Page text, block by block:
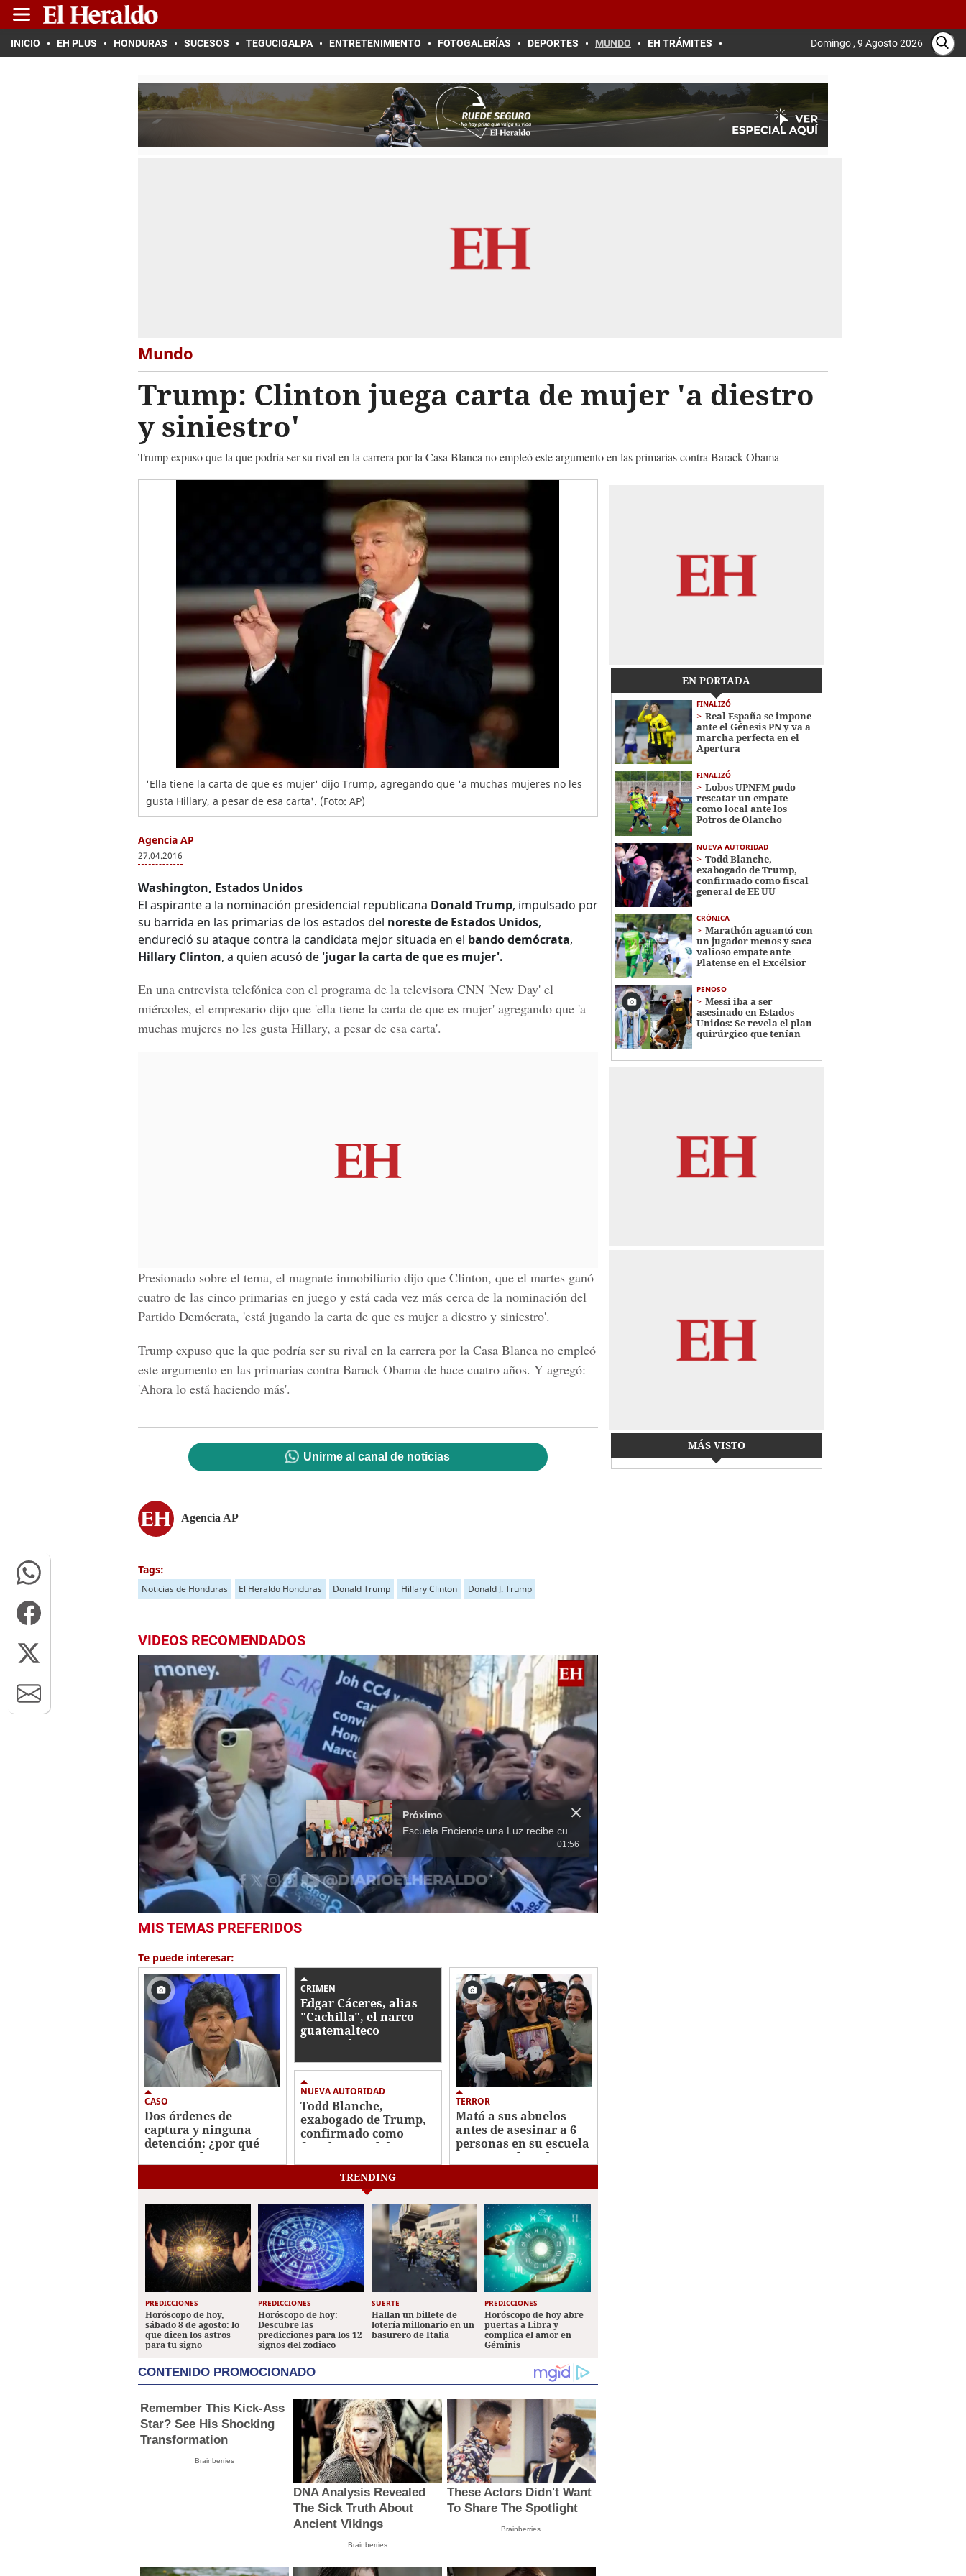
INICIO EH PLUS HONDURAS SUCESOS TEGUCIGALPA ENTRETENIMIENTO FOTOGALERÍAS DEPORTES MUNDO EH TRÁMITES Domingo , 9 Agosto 2026
Mundo
Trump: Clinton juega carta de mujer 'a diestro
y siniestro'
Trump expuso que la que podría ser su rival en la carrera por la Casa Blanca no empleó este argumento en las primarias contra Barack Obama
'Ella tiene la carta de que es mujer' dijo Trump, agregando que 'a muchas mujeres no les
gusta Hillary, a pesar de esa carta'. (Foto: AP)
Agencia AP
27.04.2016
Washington, Estados Unidos
El aspirante a la nominación presidencial republicana Donald Trump, impulsado por
su barrida en las primarias de los estados del noreste de Estados Unidos,
endureció su ataque contra la candidata mejor situada en el bando demócrata,
Hillary Clinton, a quien acusó de 'jugar la carta de que es mujer'.
En una entrevista telefónica con el programa de la televisora CNN 'New Day' el
miércoles, el empresario dijo que 'ella tiene la carta de que es mujer' agregando que 'a
muchas mujeres no les gusta Hillary, a pesar de esa carta'.
Presionado sobre el tema, el magnate inmobiliario dijo que Clinton, que el martes ganó
cuatro de las cinco primarias en juego y está cada vez más cerca de la nominación del
Partido Demócrata, 'está jugando la carta de que es mujer a diestro y siniestro'.
Trump expuso que la que podría ser su rival en la carrera por la Casa Blanca no empleó
este argumento en las primarias contra Barack Obama de hace cuatro años. Y agregó:
'Ahora lo está haciendo más'.
Unirme al canal de noticias
Agencia AP
Tags:
Noticias de Honduras El Heraldo Honduras Donald Trump Hillary Clinton Donald J. Trump
VIDEOS RECOMENDADOS
seconds
14
secondsVolume
0%
Próximo
01:56
MIS TEMAS PREFERIDOS
Te puede interesar:
CASO
Dos órdenes de
captura y ninguna
detención: ¿por qué
Evo Morales sigue
CRIMEN
Edgar Cáceres, alias
"Cachilla", el narco
guatemalteco
asesinado por
hondureños
NUEVA AUTORIDAD
Todd Blanche,
exabogado de Trump,
confirmado como
fiscal general de EE UU
TERROR
Mató a sus abuelos
antes de asesinar a 6
personas en su escuela
y quitarse la vida:
EN PORTADA
FINALIZÓ
Real España se impone
ante el Génesis PN y va a
marcha perfecta en el
Apertura
FINALIZÓ
Lobos UPNFM pudo
rescatar un empate
como local ante los
Potros de Olancho
NUEVA AUTORIDAD
Todd Blanche,
exabogado de Trump,
confirmado como fiscal
general de EE UU
CRÓNICA
Marathón aguantó con
un jugador menos y saca
valioso empate ante
Platense en el Excélsior
PENOSO
Messi iba a ser
asesinado en Estados
Unidos: Se revela el plan
quirúrgico que tenían
MÁS VISTO
TRENDING
PREDICCIONES
Horóscopo de hoy,
sábado 8 de agosto: lo
que dicen los astros
para tu signo
PREDICCIONES
Horóscopo de hoy:
Descubre las
predicciones para los 12
signos del zodiaco
SUERTE
Hallan un billete de
lotería millonario en un
basurero de Italia
PREDICCIONES
Horóscopo de hoy abre
puertas a Libra y
complica el amor en
Géminis
CONTENIDO PROMOCIONADO
Remember This Kick-Ass
Star? See His Shocking
Transformation
Brainberries
DNA Analysis Revealed
The Sick Truth About
Ancient Vikings
Brainberries
These Actors Didn't Want
To Share The Spotlight
Brainberries